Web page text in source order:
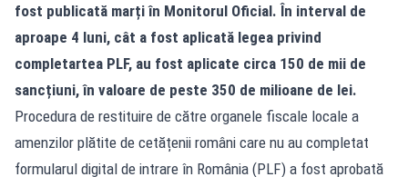
fost publicată marți în Monitorul Oficial. În interval de
aproape 4 luni, cât a fost aplicată legea privind
completartea PLF, au fost aplicate circa 150 de mii de
sancțiuni, în valoare de peste 350 de milioane de lei.
Procedura de restituire de către organele fiscale locale a
amenzilor plătite de cetățenii români care nu au completat
formularul digital de intrare în România (PLF) a fost aprobată